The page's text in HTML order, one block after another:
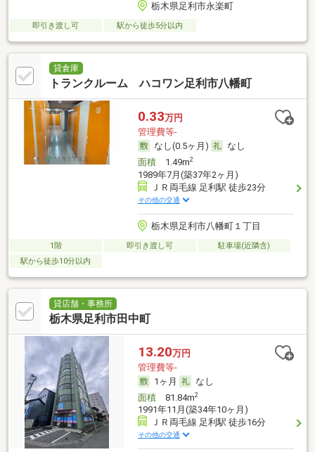
栃木県足利市永楽町
即引き渡し可 駅から徒歩5分以内
貸倉庫
トランクルーム ハコワン足利市八幡町
0.33万円
管理費等-
なし(0.5ヶ月)
なし
面積1.49m2
1989年7月(築37年2ヶ月)
ＪＲ両毛線 足利駅 徒歩23分
その他の交通
栃木県足利市八幡町１丁目
1階 即引き渡し可
駐車場(近隣含)
駅から徒歩10分以内
貸店舗・事務所
栃木県足利市田中町
13.20万円
管理費等-
1ヶ月
なし
面積81.84m2
1991年11月(築34年10ヶ月)
ＪＲ両毛線 足利駅 徒歩16分
その他の交通